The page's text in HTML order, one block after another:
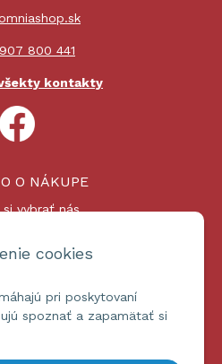
cookies
pri poskytovaní
spoznať a zapamätať si
800 441
kontakty
O NÁKUPE
si vybrať nás
a doprava
INFORMÁCIE